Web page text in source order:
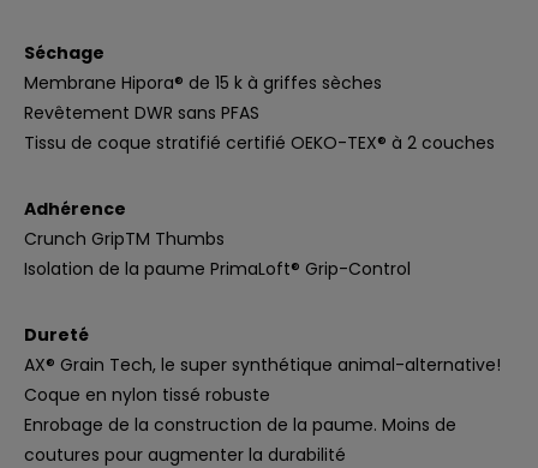
Séchage
Membrane Hipora® de 15 k à griffes sèches
Revêtement DWR sans PFAS
Tissu de coque stratifié certifié OEKO-TEX® à 2 couches
Adhérence
Crunch GripTM Thumbs
Isolation de la paume PrimaLoft® Grip-Control
Dureté
AX® Grain Tech, le super synthétique animal-alternative!
Coque en nylon tissé robuste
Enrobage de la construction de la paume. Moins de
coutures pour augmenter la durabilité